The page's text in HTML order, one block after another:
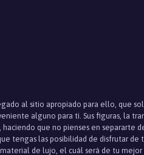
al sitio apropiado para ello, que
alguno para ti. Sus figuras, la
que no pienses en separarte
tengas las posibilidad de disfrutar
de lujo, el cuál será de tu